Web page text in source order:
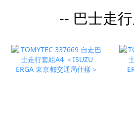
-- 巴士走